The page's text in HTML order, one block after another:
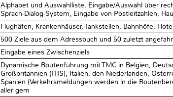
Alphabet und Auswahlliste, Eingabe/Auswahl über
Sprach-Dialog-System, Eingabe von Postleitzahlen,
Flughäfen, Krankenhäuser, Tankstellen, Bahnhöfe,
500 Ziele aus dem Adressbuch und 50 zuletzt
Eingabe eines Zwischenziels
Dynamische Routenführung mit TMC in Belgien,
Großbritannien (ITIS), Italien, den Niederlanden,
Spanien (Verkehrsmeldungen werden in die
aller gem